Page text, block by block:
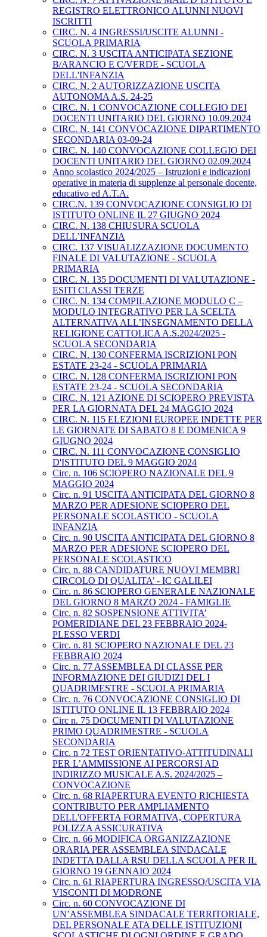
REGISTRO ELETTRONICO ALUNNI NUOVI
ISCRITTI
CIRC. N. 4 INGRESSI/USCITE ALUNNI -
SCUOLA PRIMARIA
CIRC. N. 3 USCITA ANTICIPATA SEZIONE
B/ARANCIO E C/VERDE - SCUOLA
DELL'INFANZIA
CIRC. N. 2 AUTORIZZAZIONE USCITA
AUTONOMA A.S. 24-25
CIRC. N. 1 CONVOCAZIONE COLLEGIO DEI
DOCENTI UNITARIO DEL GIORNO 10.09.2024
CIRC. N. 141 CONVOCAZIONE DIPARTIMENTO
SECONDARIA 03-09-24
CIRC. N. 140 CONVOCAZIONE COLLEGIO DEI
DOCENTI UNITARIO DEL GIORNO 02.09.2024
Anno scolastico 2024/2025 – Istruzioni e indicazioni
operative in materia di supplenze al personale docente,
educativo ed A.T.A.
CIRC.N. 139 CONVOCAZIONE CONSIGLIO DI
ISTITUTO ONLINE IL 27 GIUGNO 2024
CIRC. N. 138 CHIUSURA SCUOLA
DELL’INFANZIA
CIRC. 137 VISUALIZZAZIONE DOCUMENTO
FINALE DI VALUTAZIONE - SCUOLA
PRIMARIA
CIRC. N. 135 DOCUMENTI DI VALUTAZIONE -
ESITI CLASSI TERZE
CIRC. N. 134 COMPILAZIONE MODULO C –
MODULO INTEGRATIVO PER LA SCELTA
ALTERNATIVA ALL’INSEGNAMENTO DELLA
RELIGIONE CATTOLICA A.S.2024/2025 -
SCUOLA SECONDARIA
CIRC. N. 130 CONFERMA ISCRIZIONI PON
ESTATE 23-24 - SCUOLA PRIMARIA
CIRC. N. 128 CONFERMA ISCRIZIONI PON
ESTATE 23-24 - SCUOLA SECONDARIA
CIRC. N. 121 AZIONE DI SCIOPERO PREVISTA
PER LA GIORNATA DEL 24 MAGGIO 2024
CIRC. N. 115 ELEZIONI EUROPEE INDETTE PER
LE GIORNATE DI SABATO 8 E DOMENICA 9
GIUGNO 2024
CIRC. N. 111 CONVOCAZIONE CONSIGLIO
D'ISTITUTO DEL 9 MAGGIO 2024
Circ. n. 106 SCIOPERO NAZIONALE DEL 9
MAGGIO 2024
Circ. n. 91 USCITA ANTICIPATA DEL GIORNO 8
MARZO PER ADESIONE SCIOPERO DEL
PERSONALE SCOLASTICO - SCUOLA
INFANZIA
Circ. n. 90 USCITA ANTICIPATA DEL GIORNO 8
MARZO PER ADESIONE SCIOPERO DEL
PERSONALE SCOLASTICO
Circ. n. 88 CANDIDATURE NUOVI MEMBRI
CIRCOLO DI QUALITA’ - IC GALILEI
Circ. n. 86 SCIOPERO GENERALE NAZIONALE
DEL GIORNO 8 MARZO 2024 - FAMIGLIE
Circ. n. 82 SOSPENSIONE ATTIVITA’
POMERIDIANE DEL 23 FEBBRAIO 2024-
PLESSO VERDI
Circ. n. 81 SCIOPERO NAZIONALE DEL 23
FEBBRAIO 2024
Circ. n. 77 ASSEMBLEA DI CLASSE PER
INFORMAZIONE DEI GIUDIZI DEL I
QUADRIMESTRE - SCUOLA PRIMARIA
Circ. n. 76 CONVOCAZIONE CONSIGLIO DI
ISTITUTO ONLINE IL 13 FEBBRAIO 2024
Circ n. 75 DOCUMENTI DI VALUTAZIONE
PRIMO QUADRIMESTRE - SCUOLA
SECONDARIA
Circ. n 72 TEST ORIENTATIVO-ATTITUDINALI
PER L’AMMISSIONE AI PERCORSI AD
INDIRIZZO MUSICALE A.S. 2024/2025 –
CONVOCAZIONE
Circ. n. 68 RIAPERTURA EVENTO RICHIESTA
CONTRIBUTO PER AMPLIAMENTO
DELL'OFFERTA FORMATIVA, COPERTURA
POLIZZA ASSICURATIVA
Circ. n. 66 MODIFICA ORGANIZZAZIONE
ORARIA PER ASSEMBLEA SINDACALE
INDETTA DALLA RSU DELLA SCUOLA PER IL
GIORNO 19 GENNAIO 2024
Circ. n. 61 RIAPERTURA INGRESSO/USCITA VIA
VISCONTI DI MODRONE
Circ. n. 60 CONVOCAZIONE DI
UN’ASSEMBLEA SINDACALE TERRITORIALE,
DEL PERSONALE ATA DELLE ISTITUZIONI